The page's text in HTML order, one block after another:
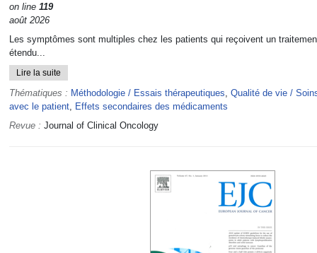
on line 119
août 2026
Les symptômes sont multiples chez les patients qui reçoivent un
étendu...
Lire la suite
Thématiques : Méthodologie / Essais thérapeutiques, Qualité de vie /
avec le patient, Effets secondaires des médicaments
Revue : Journal of Clinical Oncology